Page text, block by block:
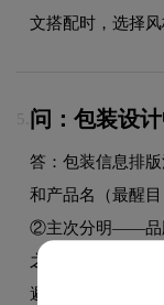
文搭配时，选择风
5. 问：包装设
答：包装信息排
和产品名（最醒
②主次分明——品
之，小字信息最
避免浅色字在浅